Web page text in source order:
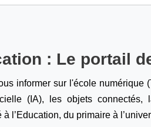
: Le portail
informer sur l'école numérique
(IA), les objets connectés,
l’Education, du primaire à